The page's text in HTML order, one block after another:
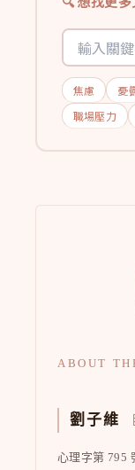
焦慮 憂
職場壓力
ABOUT
劉子維
心理字第 795